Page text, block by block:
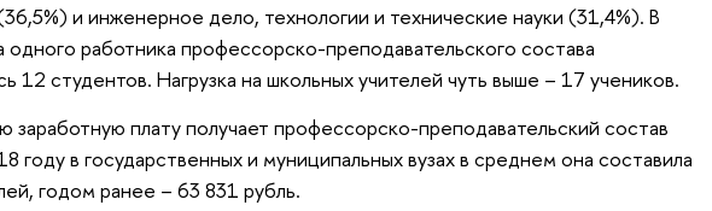
и инженерное дело, технологии и технические науки (31,4%). В
работника профессорско-преподавательского состава
12 студентов. Нагрузка на школьных учителей чуть выше – 17 учеников.
заработную плату получает профессорско-преподавательский состав
году в государственных и муниципальных вузах в среднем она составила
годом ранее – 63 831 рубль.